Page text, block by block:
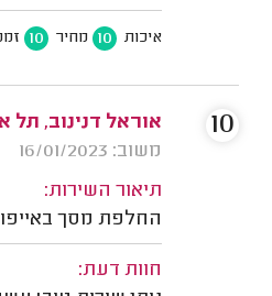
איכות 10 מחיר 10
אוראל דנינוב, תל
משוב: 16/01/2023
תיאור השירות:
החלפת מסך באייפון
חוות דעת:
10